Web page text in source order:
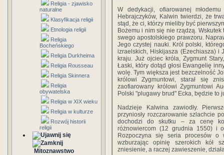
Religia - zjawisko
naturalne
Klasyfikacja religii
Etnologia religii
Religia
Bocheńskiego
Religia Durkheima
Religia Rousseau
Religia Skinnera
Religia
obywatelska
Religia w XIX wieku
Religia w kulturze
Rozwój historii
religii
Mitoznawstwo
W dedykacji, ofiarowanej
Hebrajczyków, Kalwin twierdzi, że
stąd, że ci, którzy mieliby być
Bożemu i nim się nie rządzą. Wskutek
swego apostolskiego prawzoru.
Jego czystej nauki. Król polski,
izraelskich, Hiskijasza (Ezechiasza) i
kraju. Już ojciec króla, Zygmunt
Łaski, który dotąd głosi Ewangelię
wolę. Tym większa jest bezczelność
królowi Zygmuntowi, starał się
zaofiarowany królowi Zygmuntowi
Polski "plugawy brud" Ecka, będzie to
Nadzieje Kalwina zawiodły.
przyniosły rozczarowanie szlachcie
dochodzi do skutku – za cenę
różnowiercom (12 grudnia 1550) i
Rozpoczyna się seria procesów
wzburzając opinię szerokich kół
zniesienie, a raczej zawieszenie,